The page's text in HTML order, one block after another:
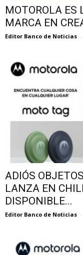
MOTOROLA ES
MARCA EN
Editor Banco de Noticias -
ADIÓS
LANZA EN
DISPONIBLE...
Editor Banco de Noticias -